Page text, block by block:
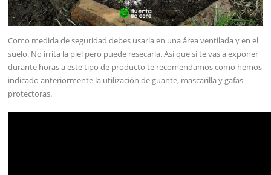
Como medida de seguridad debes usarla en una área ventilada y en el
suelo. No irrita la piel pero puede resecarla. Así que si te vas a exponer
durante horas a este tipo de producto te recomendamos como hemos
indicado anteriormente la utilización de guante, mascarilla y gafas
protectoras.